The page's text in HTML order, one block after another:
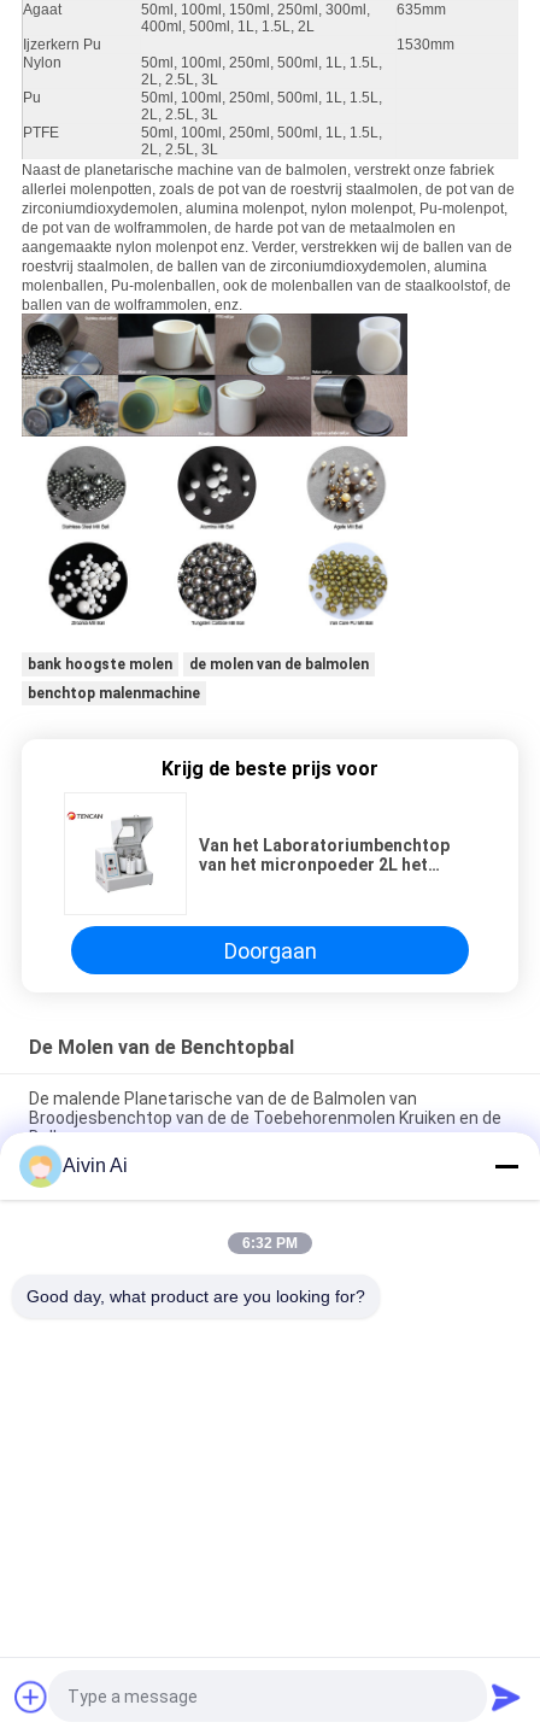
Agaat
50ml, 100ml, 150ml, 250ml, 300ml,
400ml, 500ml, 1L, 1.5L, 2L
635mm
Ijzerkern Pu
1530mm
Nylon
50ml, 100ml, 250ml, 500ml, 1L, 1.5L,
2L, 2.5L, 3L
Pu
50ml, 100ml, 250ml, 500ml, 1L, 1.5L,
2L, 2.5L, 3L
PTFE
50ml, 100ml, 250ml, 500ml, 1L, 1.5L,
2L, 2.5L, 3L
Naast de planetarische machine van de balmolen, verstrekt onze fabriek
allerlei molenpotten, zoals de pot van de roestvrij staalmolen, de pot van de
zirconiumdioxydemolen, alumina molenpot, nylon molenpot, Pu-molenpot,
de pot van de wolframmolen, de harde pot van de metaalmolen en
aangemaakte nylon molenpot enz. Verder, verstrekken wij de ballen van de
roestvrij staalmolen, de ballen van de zirconiumdioxydemolen, alumina
molenballen, Pu-molenballen, ook de molenballen van de staalkoolstof, de
ballen van de wolframmolen, enz.
bank hoogste molen
de molen van de balmolen
benchtop malenmachine
Krijg de beste prijs voor
Van het Laboratoriumbenchtop
van het micronpoeder 2L het
Doorgaan
De Molen van de Benchtopbal
De malende Planetarische van de de Balmolen van
Broodjesbenchtop van de de Toebehorenmolen Kruiken en de
Ballen
Machine van de de Balmolen van het laboratoriumgebruik de
Planetarische, nano poedermolen
Nano de Balmolen 6l van Benchtop van het
Vraag een offerte aan
Aivin Ai
6:32 PM
Good day, what product are you looking for?